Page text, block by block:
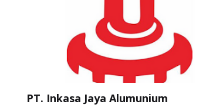
PT. Inkasa Jaya Alumunium